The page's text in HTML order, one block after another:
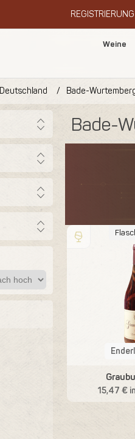
REGISTRIERUNG
Weine
Deutschland / Bade-
Bade-
15,47 €